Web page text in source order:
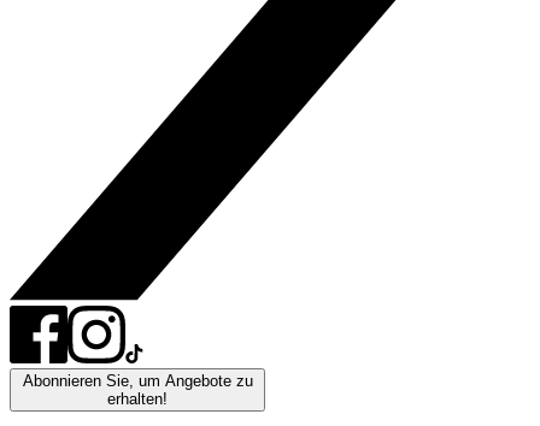
Abonnieren Sie, um Angebote zu
erhalten!